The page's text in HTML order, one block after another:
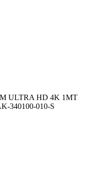
ULTRA HD 4K 1MT
340100-010-S